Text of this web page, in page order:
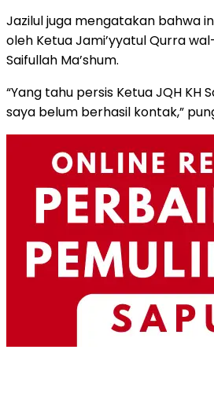
Jazilul juga mengatakan bahwa
oleh Ketua Jami’yyatul Qurra
Saifullah Ma’shum.
“Yang tahu persis Ketua JQH KH
saya belum berhasil kontak,”